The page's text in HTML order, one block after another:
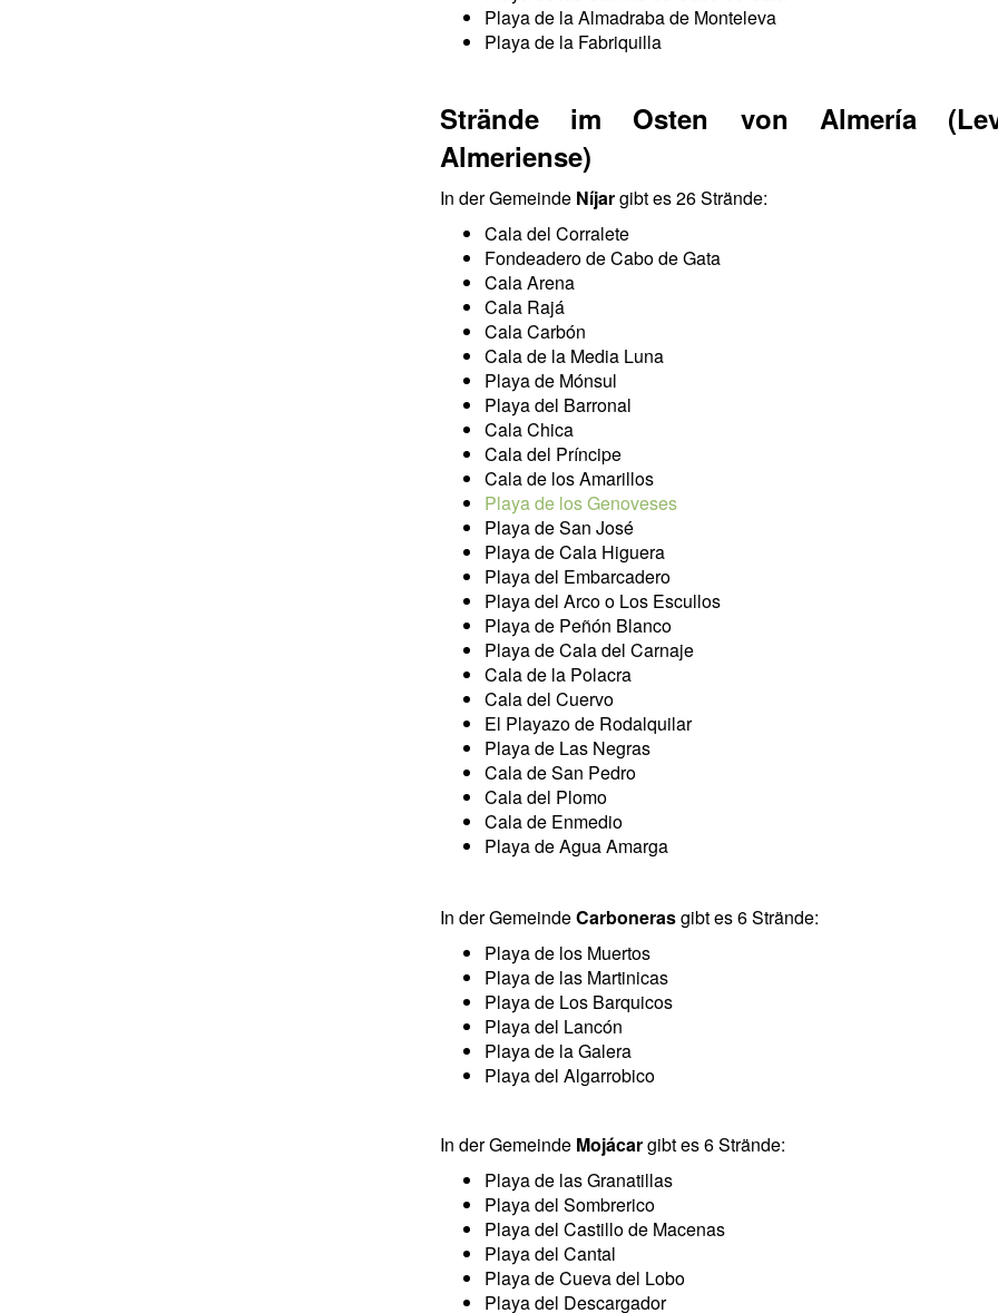
Playa de la Almadraba de Monteleva
Playa de la Fabriquilla
Strände im Osten von Almería
Almeriense)
In der Gemeinde Níjargibt es 26 Strände:
Cala del Corralete
Fondeadero de Cabo de Gata
Cala Arena
Cala Rajá
Cala Carbón
Cala de la Media Luna
Playa de Mónsul
Playa del Barronal
Cala Chica
Cala del Príncipe
Cala de los Amarillos
Playa de los Genoveses
Playa de San José
Playa de Cala Higuera
Playa del Embarcadero
Playa del Arco o Los Escullos
Playa de Peñón Blanco
Playa de Cala del Carnaje
Cala de la Polacra
Cala del Cuervo
El Playazo de Rodalquilar
Playa de Las Negras
Cala de San Pedro
Cala del Plomo
Cala de Enmedio
Playa de Agua Amarga
In der GemeindeCarbonerasgibt es 6 Strände:
Playa de los Muertos
Playa de las Martinicas
Playa de Los Barquicos
Playa del Lancón
Playa de la Galera
Playa del Algarrobico
In der Gemeinde Mojácargibt es6Strände:
Playa de las Granatillas
Playa del Sombrerico
Playa del Castillo de Macenas
Playa del Cantal
Playa de Cueva del Lobo
Playa del Descargador